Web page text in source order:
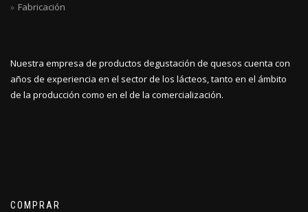
Fabricación
Nuestra empresa de productos degustación de quesos cuenta con
años de experiencia en el sector de los lácteos, tanto en el ámbito
de la producción como en el de la comercialización.
COMPRAR